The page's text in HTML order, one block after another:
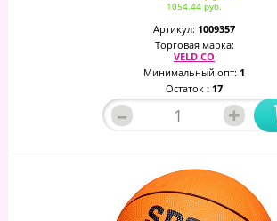
1054.44 руб.
Артикул: 1009357
Торговая марка:
VELD CO
Минимальный опт: 1
Остаток : 17
– +